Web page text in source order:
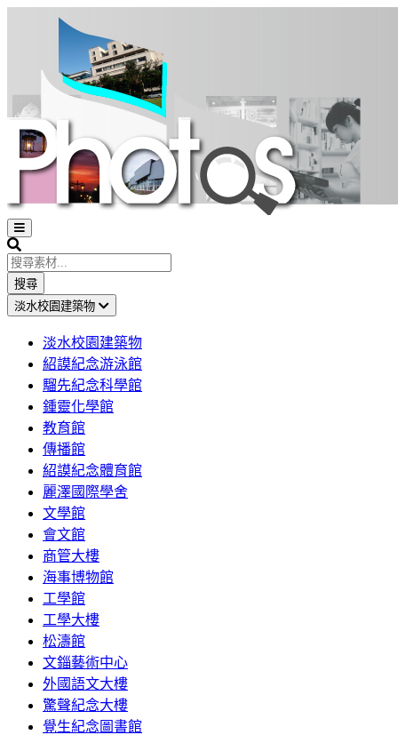
Open
sidebar
Search
搜尋
淡水校園建築物
淡水校園建築物
紹謨紀念游泳館
騮先紀念科學館
鍾靈化學館
教育館
傳播館
紹謨紀念體育館
麗澤國際學舍
文學館
會文館
商管大樓
海事博物館
工學館
工學大樓
松濤館
文錙藝術中心
外國語文大樓
驚聲紀念大樓
覺生紀念圖書館